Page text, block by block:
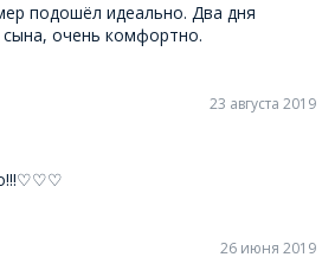
подошёл идеально. Два дня
очень комфортно.
23 августа 2019
26 июня 2019